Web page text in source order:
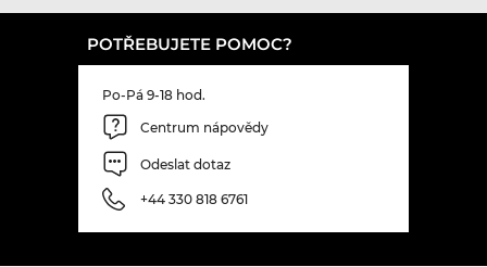
POTŘEBUJETE POMOC?
Po-Pá 9-18 hod.
Centrum nápovědy
Odeslat dotaz
+44 330 818 6761